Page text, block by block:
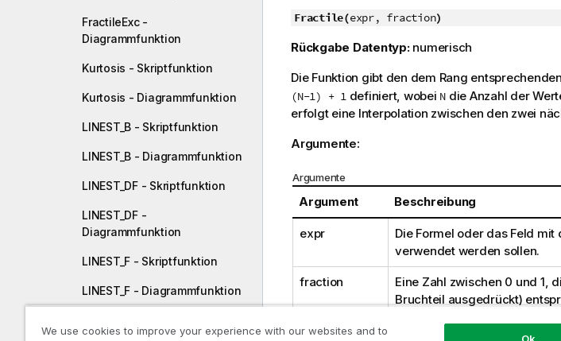
FractileExc -
Diagrammfunktion
Kurtosis - Skriptfunktion
Kurtosis - Diagrammfunktion
LINEST_B - Skriptfunktion
LINEST_B - Diagrammfunktion
LINEST_DF - Skriptfunktion
LINEST_DF -
Diagrammfunktion
LINEST_F - Skriptfunktion
LINEST_F - Diagrammfunktion
i
w
e
Fractile(expr, fraction)
Rückgabe Datentyp: numerisch
Die Funktion gibt den dem Rang
(N-1) + 1 definiert, wobei N die Anzahl der
erfolgt eine Interpolation zwischen den zwei
Argumente:
Argumente
Argument Beschreibung
expr
Die Formel oder das Feld
verwendet werden sollen.
fraction
Eine Zahl zwischen 0 und 1,
Bruchteil ausgedrückt)
We use cookies to improve your experience with our websites and to